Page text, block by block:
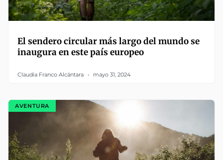
El sendero circular más largo del mundo se
inaugura en este país europeo
Claudia Franco Alcántara mayo 31, 2024
AVENTURA